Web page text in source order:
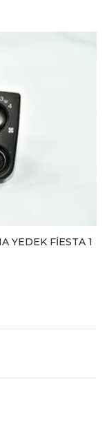
YEDEK FİESTA 1